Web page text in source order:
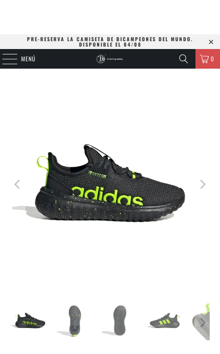
PRE-RESERVA LA CAMISETA DE BICAMPEONES DEL MUNDO.
DISPONIBLE EL 04/08
MENÚ 0